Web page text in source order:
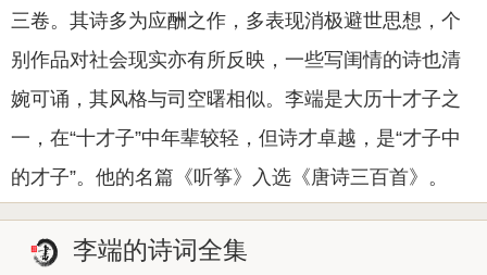
三卷。其诗多为应酬之作，多表现消极避世思想，个
别作品对社会现实亦有所反映，一些写闺情的诗也清
婉可诵，其风格与司空曙相似。李端是大历十才子之
一，在“十才子”中年辈较轻，但诗才卓越，是“才子中
的才子”。他的名篇《听筝》入选《唐诗三百首》。
李端的诗词全集